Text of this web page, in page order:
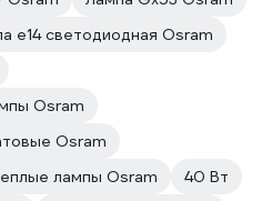
е14 светодиодная Osram
Osram
Osram
лампы Osram
40 Вт